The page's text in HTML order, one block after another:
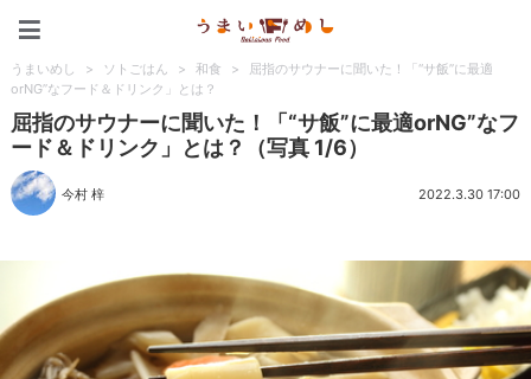
うまいめし > ソトごはん > 和食 >
屈指のサウナーに聞いた！「“サ飯”に最適
orNG”なフード＆ドリンク」とは？
屈指のサウナーに聞いた！「“サ飯”に最適orNG”なフ
ード＆ドリンク」とは？（写真 1/6）
今村 梓 2022.3.30 17:00